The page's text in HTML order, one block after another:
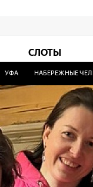
СЛОТЫ
НАБЕРЕЖНЫЕ ЧЕЛНЫ